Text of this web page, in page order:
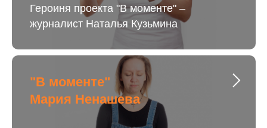
Героиня проекта "В моменте" –
журналист Наталья Кузьмина
"В моменте"
Мария Ненашева